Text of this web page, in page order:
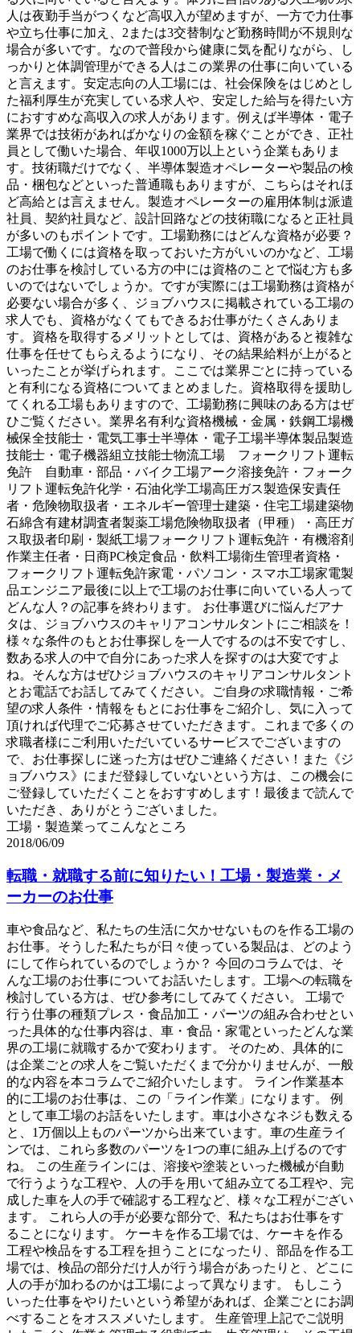
人は夜勤手当がつくなど高収入が望めますが、一方で力仕事
や立ち仕事に加え、2または3交替制など勤務時間が不規則な
場合が多いです。なので普段から健康に気を配りながら、し
っかりと体調管理ができる人はこの業界の仕事に向いている
と言えます。安定志向の人工場には、社会保険をはじめとし
た福利厚生が充実している求人や、安定した給与を得たい方
におすすめな高収入の求人があります。例えば半導体・電子
業界では技術があればかなりの金額を稼ぐことができ、正社
員として働いた場合、年収1000万以上という企業もありま
す。技術職だけでなく、半導体製造オペレーターや製品の検
品・梱包などといった普通職もありますが、こちらはそれほ
ど高給とは言えません。製造オペレーターの雇用体制は派遣
社員、契約社員など、設計回路などの技術職になると正社員
が多いのもポイントです。工場勤務にはどんな資格が必要？
工場で働くには資格を取っておいた方がいいのかなど、工場
のお仕事を検討している方の中には資格のことで悩む方も多
いのではないでしょうか。ですが実際には工場勤務は資格が
必要ない場合が多く、ジョブハウスに掲載されている工場の
求人でも、資格がなくてもできるお仕事がたくさんありま
す。資格を取得するメリットとしては、資格があると複雑な
仕事を任せてもらえるようになり、その結果給料が上がると
いったことが挙げられます。ここでは業界ごとに持っている
と有利になる資格についてまとめました。資格取得を援助し
てくれる工場もありますので、工場勤務に興味のある方はぜ
ひご覧ください。業界名有利な資格機械・金属・鉄鋼工場機
械保全技能士・電気工事士半導体・電子工場半導体製品製造
技能士・電子機器組立技能士物流工場 フォークリフト運転
免許 自動車・部品・バイク工場アーク溶接免許・フォーク
リフト運転免許化学・石油化学工場高圧ガス製造保安責任
者・危険物取扱者・エネルギー管理士建築・住宅工場建築物
石綿含有建材調査者製薬工場危険物取扱者（甲種）・高圧ガ
ス取扱者印刷・製紙工場フォークリフト運転免許・有機溶剤
作業主任者・日商PC検定食品・飲料工場衛生管理者資格・
フォークリフト運転免許家電・パソコン・スマホ工場家電製
品エンジニア最後に以上で工場のお仕事に向いている人って
どんな人？の記事を終わります。 お仕事選びに悩んだアナ
タは、ジョブハウスのキャリアコンサルタントにご相談を！
様々な条件のもとお仕事探しを一人でするのは不安ですし、
数ある求人の中で自分にあった求人を探すのは大変ですよ
ね。そんな方はぜひジョブハウスのキャリアコンサルタント
とお電話でお話してみてください。ご自身の求職情報・ご希
望の求人条件・情報をもとにお仕事をご紹介し、気に入って
頂ければ代理でご応募させていただきます。これまで多くの
求職者様にご利用いただいているサービスでございますの
で、お仕事探しに迷った方はぜひご連絡ください！また《ジ
ョブハウス》にまだ登録していないという方は、この機会に
ご登録していただくことをおすすめします！最後まで読んで
いただき、ありがとうございました。
工場・製造業ってこんなところ
2018/06/09
転職・就職する前に知りたい！工場・製造業・メ
ーカーのお仕事
車や食品など、私たちの生活に欠かせないものを作る工場の
お仕事。そうした私たちが日々使っている製品は、どのよう
にして作られているのでしょうか？ 今回のコラムでは、そ
んな工場のお仕事についてお話いたします。工場への転職を
検討している方は、ぜひ参考にしてみてください。 工場で
行う仕事の種類プレス・食品加工・パーツの組み合わせとい
った具体的な仕事内容は、車・食品・家電といったどんな業
界の工場に就職するかで変わります。 そのため、具体的に
は企業ごとの求人をご覧いただくまで分かりませんが、一般
的な内容を本コラムでご紹介いたします。 ライン作業基本
的に工場のお仕事は、この「ライン作業」になります。 例
として車工場のお話をいたします。車は小さなネジも数える
と、1万個以上ものパーツから出来ています。車の生産ライ
ンでは、これら多数のパーツを1つの車に組み上げるのです
ね。 この生産ラインには、溶接や塗装といった機械が自動
で行うような工程や、人の手を用いて組み立てる工程や、完
成した車を人の手で確認する工程など、様々な工程がござい
ます。 これら人の手が必要な部分で、私たちはお仕事をす
ることになります。 ケーキを作る工場では、ケーキを作る
工程や検品をする工程を担うことになったり、部品を作る工
場では、検品の部分だけ人が行う場合があったりと、どこに
人の手が加わるのかは工場によって異なります。 もしこう
いった仕事をやりたいという希望があれば、企業ごとにお調
べすることをオススメいたします。 生産管理上記でご説明